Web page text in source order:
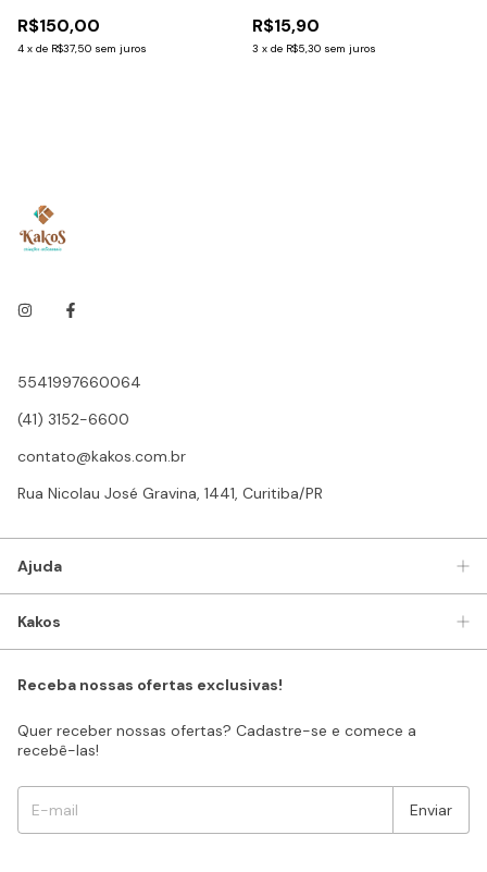
R$150,00
4 x de R$37,50 sem juros
R$15,90
3 x de R$5,30 sem juros
5541997660064
(41) 3152-6600
contato@kakos.com.br
Rua Nicolau José Gravina, 1441, Curitiba/PR
Ajuda
Kakos
Receba nossas ofertas exclusivas!
Quer receber nossas ofertas? Cadastre-se e comece a
recebê-las!